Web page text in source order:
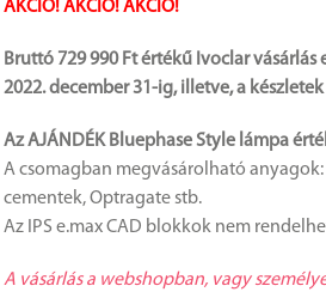
AKCIÓ! AKCIÓ! AKCIÓ!
Bruttó 729 990 Ft értékű Ivoclar
2022. december 31-ig, illetve, a
Az AJÁNDÉK Bluephase Style lámpa
A csomagban megvásárolható
cementek, Optragate stb.
Az IPS e.max CAD blokkok nem
A vásárlás a webshopban, vagy